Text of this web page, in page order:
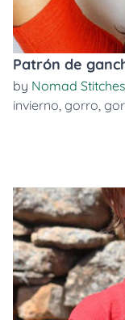
Patrón de
by Nomad Stitches
invierno, gorro,